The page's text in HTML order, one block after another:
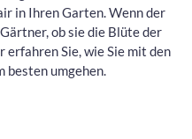
in Ihren Garten. Wenn der
ob sie die Blüte der
erfahren Sie, wie Sie mit den
umgehen.